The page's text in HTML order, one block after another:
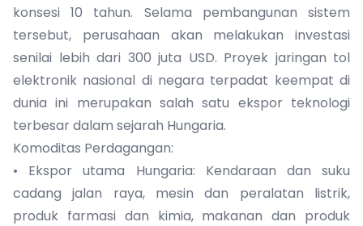
konsesi 10 tahun. Selama pembangunan sistem
tersebut, perusahaan akan melakukan investasi
senilai lebih dari 300 juta USD. Proyek jaringan tol
elektronik nasional di negara terpadat keempat di
dunia ini merupakan salah satu ekspor teknologi
terbesar dalam sejarah Hungaria.
Komoditas Perdagangan:
• Ekspor utama Hungaria: Kendaraan dan suku
cadang jalan raya, mesin dan peralatan listrik,
produk farmasi dan kimia, makanan dan produk